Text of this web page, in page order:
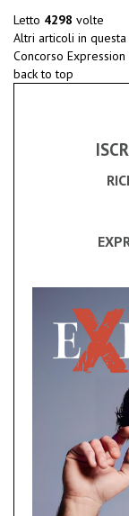
Letto 4298 volte
Altri articoli in
Concorso
back to top